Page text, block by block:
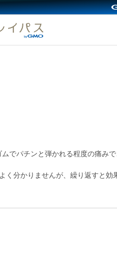
でパチンと弾かれる程度の痛みで
く分かりませんが、繰り返すと効